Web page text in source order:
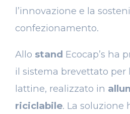
l’innovazione e la
confezionamento.
Allo stand Ecocap’s ha
il sistema brevettato per
lattine, realizzato in
riciclabile. La soluzione